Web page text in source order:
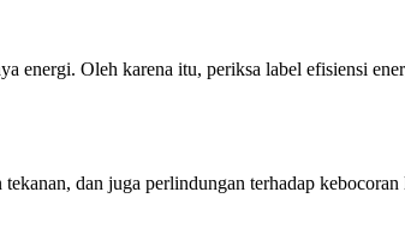
energi. Oleh karena itu, periksa label efisiensi
dan juga perlindungan terhadap